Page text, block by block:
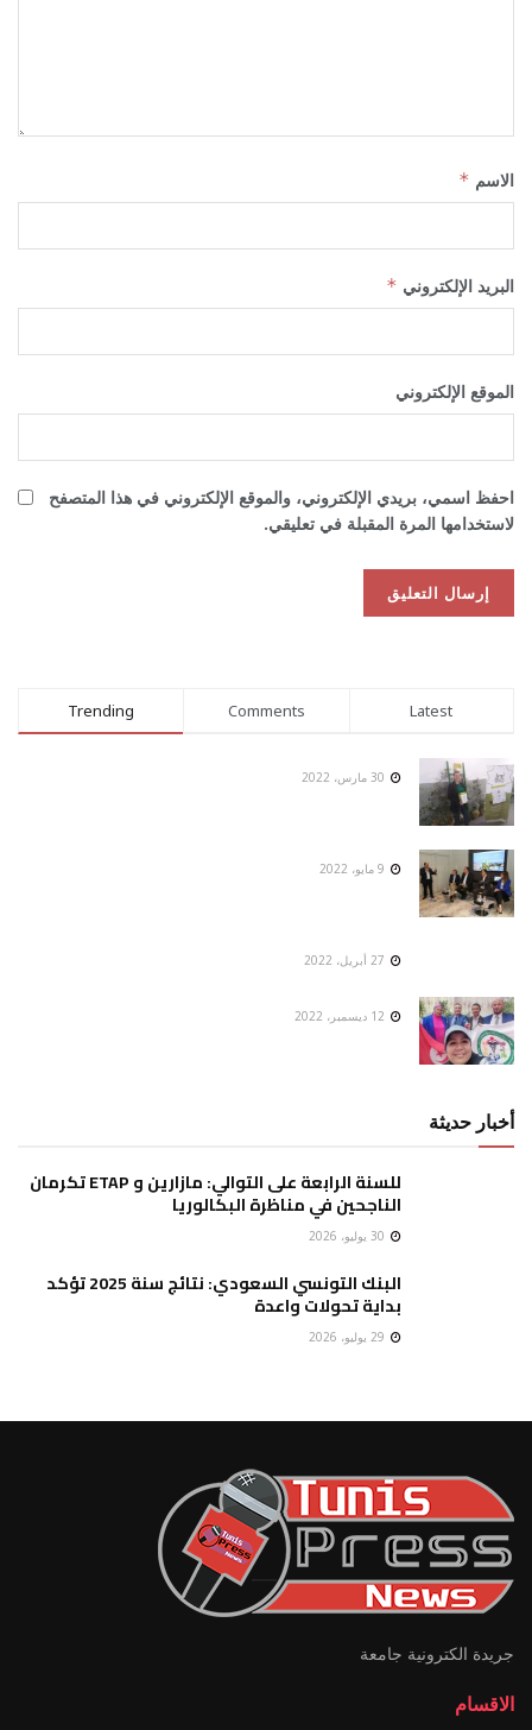
الاسم *
البريد الإلكتروني *
الموقع الإلكتروني
احفظ اسمي، بريدي الإلكتروني، والموقع الإلكتروني في هذا المتصفح
لاستخدامها المرة المقبلة في تعليقي.
Trending Comments Latest
أخبار حديثة
للسنة الرابعة على التوالي: مازارين و ETAP تكرمان
الناجحين في مناظرة البكالوريا
البنك التونسي السعودي: نتائج سنة 2025 تؤكد
بداية تحولات واعدة
جريدة الكترونية جامعة
الاقسام